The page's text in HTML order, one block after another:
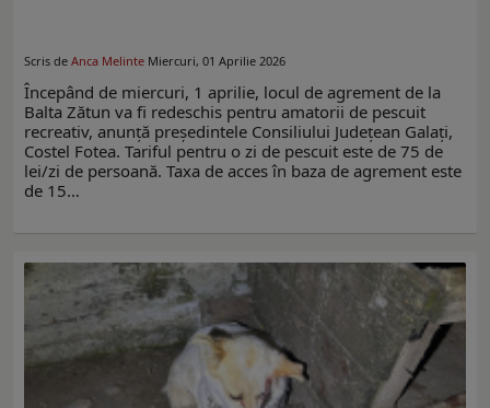
Scris de Anca Melinte Miercuri, 01 Aprilie 2026
Începând de miercuri, 1 aprilie, locul de agrement de la
Balta Zătun va fi redeschis pentru amatorii de pescuit
recreativ, anunță președintele Consiliului Județean Galați,
Costel Fotea. Tariful pentru o zi de pescuit este de 75 de
lei/zi de persoană. Taxa de acces în baza de agrement este
de 15…